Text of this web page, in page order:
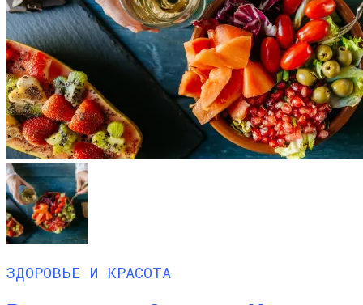
ЗДОРОВЬЕ И КРАСОТА